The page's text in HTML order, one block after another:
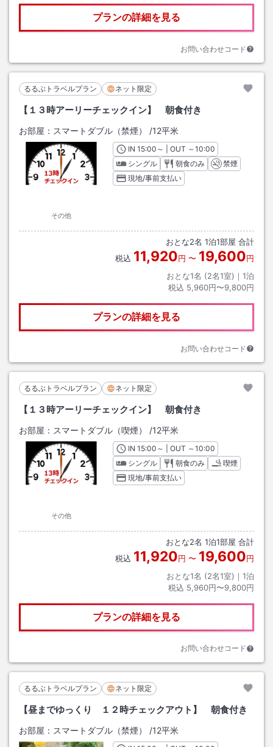
プランの詳細を見る
お問い合わせコード
るるぶトラベルプラン ネット限定
【１３時アーリーチェックイン】 朝食付き
お部屋： スマートダブル（禁煙） /12平米
その他
INチェックイン
15:00 ～ | OUT チェックアウト
～10:00
シングル
朝食のみ
禁煙
現地/事前支払い
おとな2名 1泊1部屋 合計
税込 11,920円 〜 19,600円
おとな1名 (2名1室)｜ 1泊
税込 5,960円〜9,800円
プランの詳細を見る
お問い合わせコード
るるぶトラベルプラン ネット限定
【１３時アーリーチェックイン】 朝食付き
お部屋： スマートダブル（喫煙） /12平米
その他
INチェックイン
15:00 ～ | OUT チェックアウト
～10:00
シングル
朝食のみ
喫煙
現地/事前支払い
おとな2名 1泊1部屋 合計
税込 11,920円 〜 19,600円
おとな1名 (2名1室)｜ 1泊
税込 5,960円〜9,800円
プランの詳細を見る
お問い合わせコード
るるぶトラベルプラン ネット限定
【昼までゆっくり １２時チェックアウト】 朝食付き
お部屋： スマートダブル（禁煙） /12平米